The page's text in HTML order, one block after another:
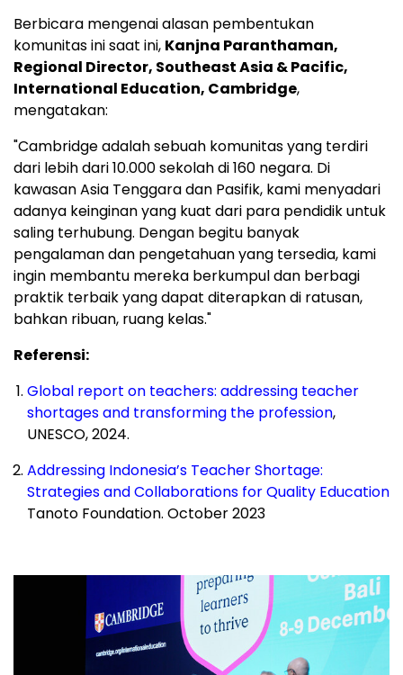
Berbicara mengenai alasan pembentukan
komunitas ini saat ini, Kanjna Paranthaman,
Regional Director, Southeast Asia & Pacific,
International Education, Cambridge,
mengatakan:
"Cambridgeadalah sebuah komunitas yang terdiri
dari lebih dari 10.000 sekolah di 160 negara. Di
kawasanAsia Tenggaradan Pasifik, kami menyadari
adanya keinginan yang kuat dari para pendidik untuk
saling terhubung. Dengan begitu banyak
pengalaman dan pengetahuan yang tersedia, kami
ingin membantu mereka berkumpul dan berbagi
praktik terbaik yang dapat diterapkan di ratusan,
bahkan ribuan, ruang kelas."
Referensi:
Global report on teachers: addressing teacher
shortages and transforming the profession,
UNESCO, 2024.
Addressing Indonesia’s Teacher Shortage:
Strategies and Collaborations for Quality Education
Tanoto Foundation. October 2023